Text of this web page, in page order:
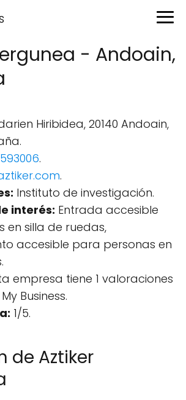
- Andoain,
Hiribidea, 20140 Andoain,
.
.
Instituto de investigación.
interés: Entrada accesible
en silla de ruedas,
accesible para personas en
empresa tiene 1 valoraciones
Business.
1/5.
de Aztiker